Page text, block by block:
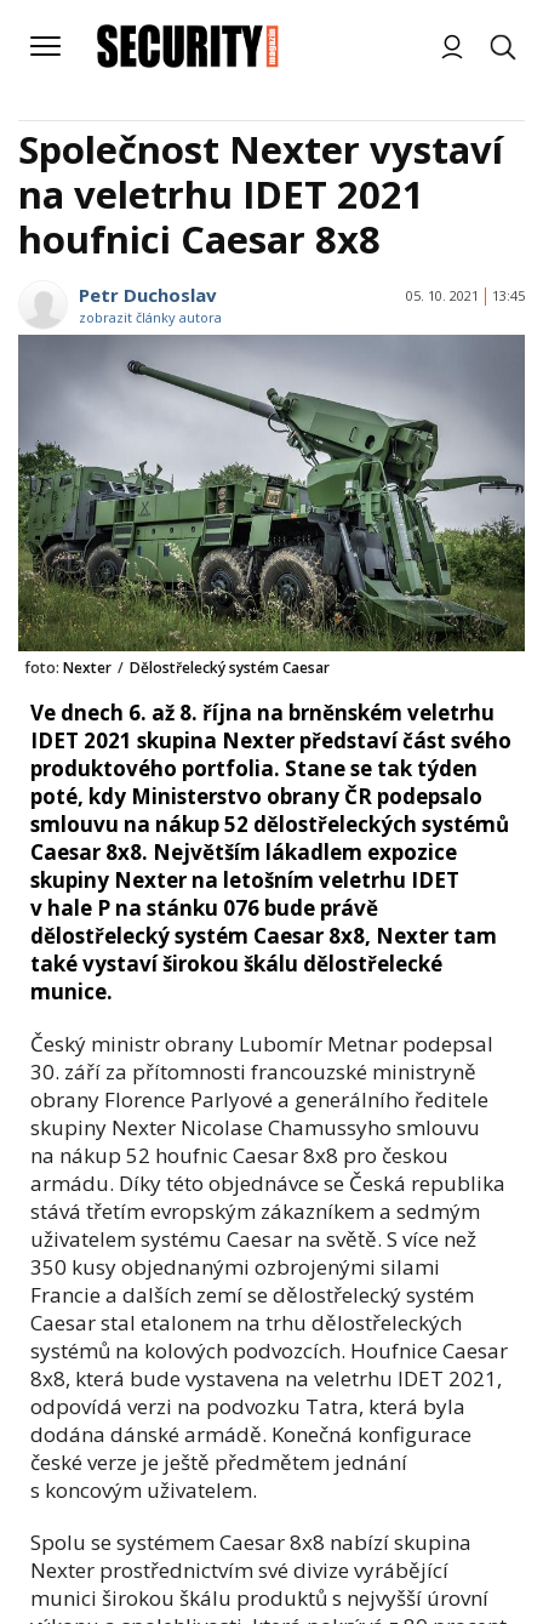
Společnost Nexter vystaví
na veletrhu IDET 2021
houfnici Caesar 8x8
Petr Duchoslav
zobrazit články autora
05. 10. 2021 13:45
foto: Nexter / Dělostřelecký systém Caesar
Ve dnech 6. až 8. října na brněnském veletrhu
IDET 2021 skupina Nexter představí část svého
produktového portfolia. Stane se tak týden
poté, kdy Ministerstvo obrany ČR podepsalo
smlouvu na nákup 52 dělostřeleckých systémů
Caesar 8x8. Největším lákadlem expozice
skupiny Nexter na letošním veletrhu IDET
v hale P na stánku 076 bude právě
dělostřelecký systém Caesar 8x8, Nexter tam
také vystaví širokou škálu dělostřelecké
munice.
Český ministr obrany Lubomír Metnar podepsal
30. září za přítomnosti francouzské ministryně
obrany Florence Parlyové a generálního ředitele
skupiny Nexter Nicolase Chamussyho smlouvu
na nákup 52 houfnic Caesar 8x8 pro českou
armádu. Díky této objednávce se Česká republika
stává třetím evropským zákazníkem a sedmým
uživatelem systému Caesar na světě. S více než
350 kusy objednanými ozbrojenými silami
Francie a dalších zemí se dělostřelecký systém
Caesar stal etalonem na trhu dělostřeleckých
systémů na kolových podvozcích. Houfnice Caesar
8x8, která bude vystavena na veletrhu IDET 2021,
odpovídá verzi na podvozku Tatra, která byla
dodána dánské armádě. Konečná konfigurace
české verze je ještě předmětem jednání
s koncovým uživatelem.
Spolu se systémem Caesar 8x8 nabízí skupina
Nexter prostřednictvím své divize vyrábějící
munici širokou škálu produktů s nejvyšší úrovní